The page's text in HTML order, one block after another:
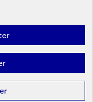
générale de
ce site sont sous